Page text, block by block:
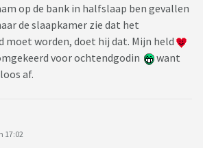
op de bank in halfslaap ben gevallen
de slaapkamer zie dat het
moet worden, doet hij dat. Mijn held
voor ochtendgodin
want
af.
17:02